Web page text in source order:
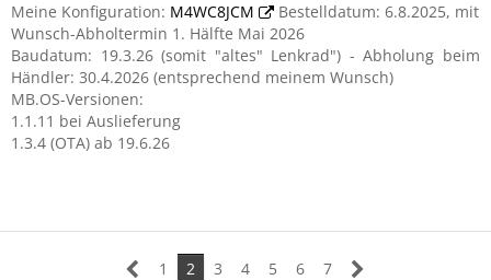
Meine Konfiguration: M4WC8JCM
Bestelldatum: 6.8.2025, mit
Wunsch-Abholtermin 1. Hälfte Mai 2026
Baudatum: 19.3.26 (somit "altes" Lenkrad") - Abholung beim
Händler: 30.4.2026 (entsprechend meinem Wunsch)
MB.OS-Versionen:
1.1.11 bei Auslieferung
1.3.4 (OTA) ab 19.6.26
1 2 3 4 5 6 7